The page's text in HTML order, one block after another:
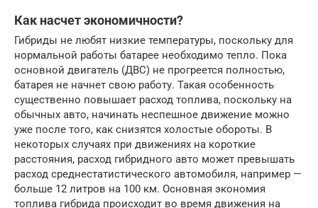
Как насчет экономичности?
Гибриды не любят низкие температуры, поскольку для
нормальной работы батарее необходимо тепло. Пока
основной двигатель (ДВС) не прогреется полностью,
батарея не начнет свою работу. Такая особенность
существенно повышает расход топлива, поскольку на
обычных авто, начинать неспешное движение можно
уже после того, как снизятся холостые обороты. В
некоторых случаях при движениях на короткие
расстояния, расход гибридного авто может превышать
расход среднестатистического автомобиля, например —
больше 12 литров на 100 км. Основная экономия
топлива гибрида происходит во время движения на